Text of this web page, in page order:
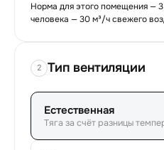
Норма для этого помещения —
человека —30м³/ч свежего
2 Тип вентиляции
Естественная
Тяга за счёт разницы